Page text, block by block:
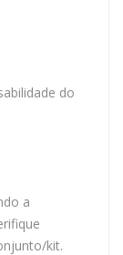
do
a
kit.